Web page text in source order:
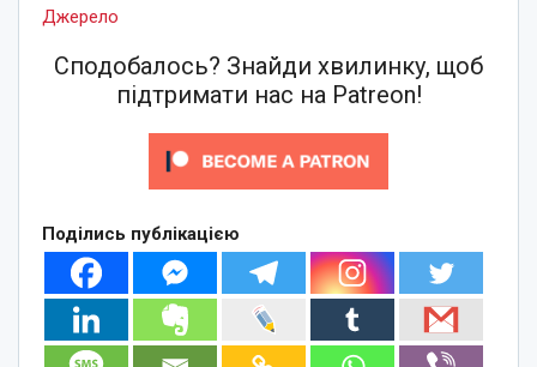
Джерело
Сподобалось? Знайди хвилинку, щоб
підтримати нас на Patreon!
Поділись публікацією